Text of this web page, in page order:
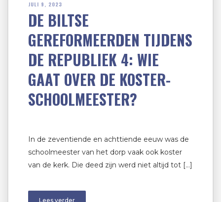
JULI 9, 2023
DE BILTSE
GEREFORMEERDEN TIJDENS
DE REPUBLIEK 4: WIE
GAAT OVER DE KOSTER-
SCHOOLMEESTER?
In de zeventiende en achttiende eeuw was de
schoolmeester van het dorp vaak ook koster
van de kerk. Die deed zijn werd niet altijd tot […]
Lees verder